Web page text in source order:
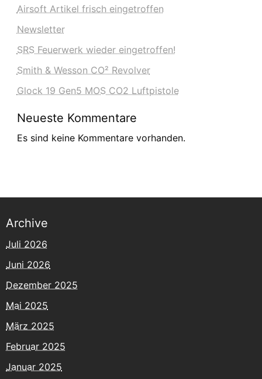
Airsoft Artikel frisch eingetroffen
Newsletter
SRS Feuerwerk wieder eingetroffen!
Smith & Wesson CO² Revolver
Glock 19 Gen5 MOS CO2 Luftpistole
Neueste Kommentare
Es sind keine Kommentare vorhanden.
Archive
Juli 2026
Juni 2026
Dezember 2025
Mai 2025
März 2025
Februar 2025
Januar 2025